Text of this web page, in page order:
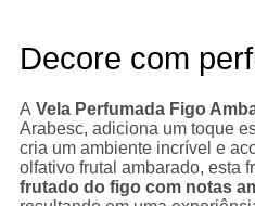
Decore com
A Vela Perfumada Figo
Arabesc, adiciona um toque
cria um ambiente incrível e
olfativo frutal ambarado, esta
frutado do figo com notas